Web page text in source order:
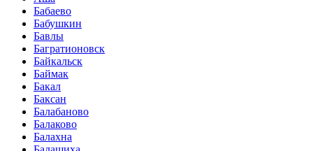
Бабаево
Бабушкин
Бавлы
Багратионовск
Байкальск
Баймак
Бакал
Баксан
Балабаново
Балаково
Балахна